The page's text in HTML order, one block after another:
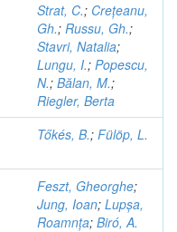
Strat, C.; Crețeanu,
Gh.; Russu, Gh.;
Stavri, Natalia;
Lungu, I.; Popescu,
N.; Bălan, M.;
Riegler, Berta
Tőkés, B.; Fülöp, L.
Feszt, Gheorghe;
Jung, Ioan; Lupșa,
Roamnța; Biró, A.